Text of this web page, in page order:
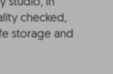
studio, in
checked,
storage and